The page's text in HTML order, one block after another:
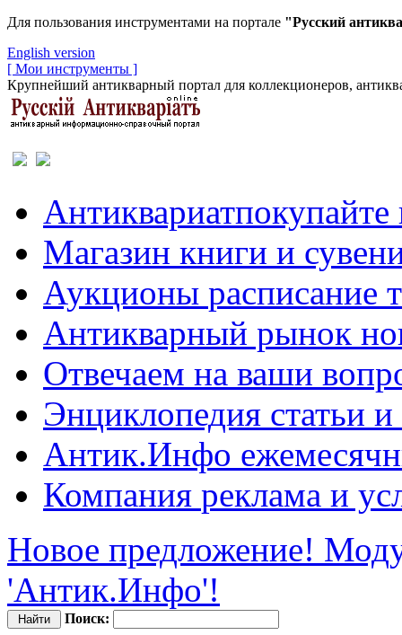
Для пользования инструментами на портале "Русский
English version
[ Мои инструменты ]
Крупнейший антикварный портал для коллекционеров,
Антиквариатпокупайте
Магазин книги и
Аукционы расписание
Антикварный рынок
Отвечаем на ваши
Энциклопедия статьи
Антик.Инфо
Компания реклама и
Новое предложение!
'Антик.Инфо'!
Поиск: